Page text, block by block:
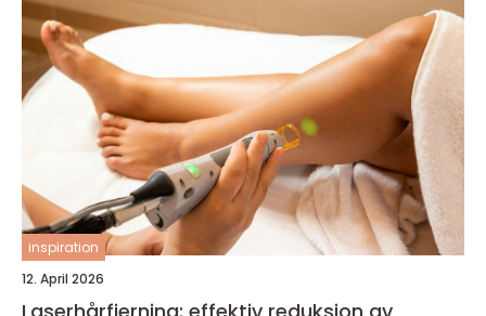
inspiration
12. April 2026